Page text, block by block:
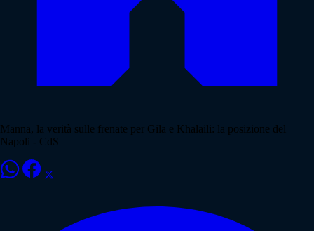
Manna, la verità sulle frenate per Gila e Khalaili: la posizione del
Napoli - CdS